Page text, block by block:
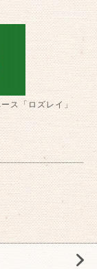
ス「ロズレイ」